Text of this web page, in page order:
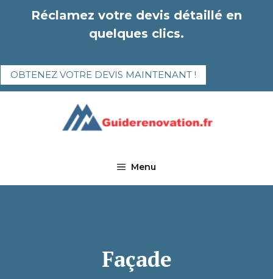
Réclamez votre devis détaillé en
quelques clics.
OBTENEZ VOTRE DEVIS MAINTENANT !
Menu
Façade